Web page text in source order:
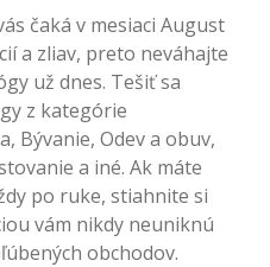
čaká v mesiaci August
a zliav, preto neváhajte
už dnes. Tešiť sa
z kategórie
Bývanie, Odev a obuv,
a iné. Ak máte
po ruke, stiahnite si
vám nikdy neuniknú
obchodov.